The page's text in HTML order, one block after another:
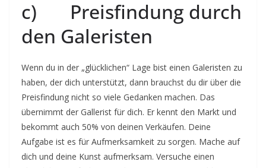
c) Preisfindung durch
den Galeristen
Wenn du in der „glücklichen“ Lage bist einen Galeristen zu
haben, der dich unterstützt, dann brauchst du dir über die
Preisfindung nicht so viele Gedanken machen. Das
übernimmt der Gallerist für dich. Er kennt den Markt und
bekommt auch 50% von deinen Verkäufen. Deine
Aufgabe ist es für Aufmerksamkeit zu sorgen. Mache auf
dich und deine Kunst aufmerksam. Versuche einen